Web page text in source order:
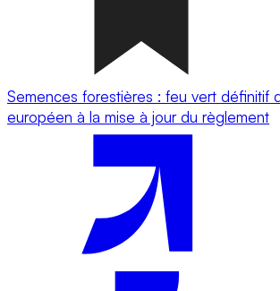
Semences forestières : feu vert définitif
européen à la mise à jour du règlement